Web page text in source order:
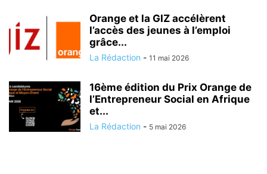
Orange et la GIZ accélèrent
l’accès des jeunes à l’emploi
grâce...
La Rédaction - 11 mai 2026
16ème édition du Prix Orange de
l’Entrepreneur Social en Afrique
et...
La Rédaction - 5 mai 2026